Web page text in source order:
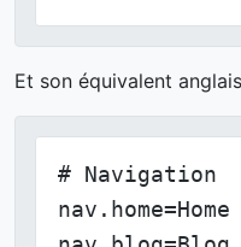
Et son équivalent anglais
# Navigation
nav.home=Home